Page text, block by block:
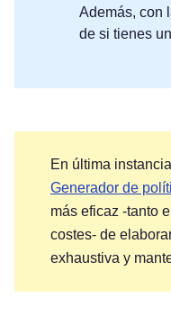
Además, con
de si tienes
En última
Generador de
más eficaz -tanto
costes- de
exhaustiva y